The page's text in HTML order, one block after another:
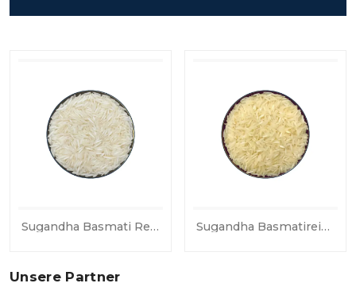
Sugandha Basmati Reis Dampf Sugandha Basmatireis Golden Sella (parboiled)
Unsere Partner